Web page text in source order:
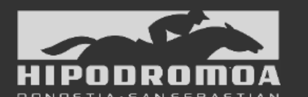
02/08 17:30 Abuztuaren 2a / 2 de
Abuztuaren 9a / 9 de
12/08 12:08 Abuztaren 12a / 12 de